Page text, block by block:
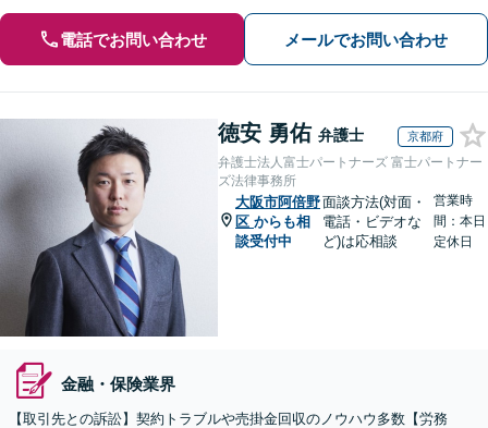
電話でお問い合わせ メールでお問い合わせ
徳安 勇佑 弁護士 京都府
弁護士法人富士パートナーズ 富士パートナー
ズ法律事務所
大阪市阿倍野
区 からも相
談受付中
面談方法(対面・
電話・ビデオな
ど)は応相談
営業時
間：本日
定休日
金融・保険業界
【取引先との訴訟】契約トラブルや売掛金回収のノウハウ多数【労務